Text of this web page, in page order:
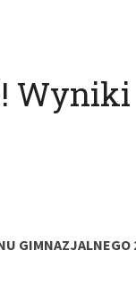
GIMNAZJALNEGO